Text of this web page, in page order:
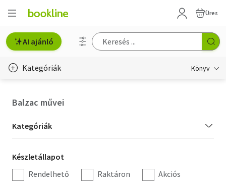
Üres
AI ajánló
Kategóriák Könyv
Hobbi, szabadidő
Irodalom
Balzac művei
Kategória
szűrés
Kategóriák
Készletállapot
szűrés
Készletállapot
Rendelhető
Raktáron Akciós